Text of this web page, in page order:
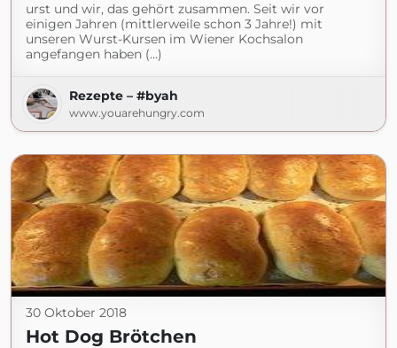
urst und wir, das gehört zusammen. Seit wir vor
einigen Jahren (mittlerweile schon 3 Jahre!) mit
unseren Wurst-Kursen im Wiener Kochsalon
angefangen haben (...)
Rezepte – #byah
www.youarehungry.com
30 Oktober 2018
Hot Dog Brötchen